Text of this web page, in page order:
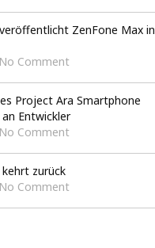
veröffentlicht ZenFone Max in
Comment
Project Ara Smartphone
Entwickler
Comment
zurück
Comment